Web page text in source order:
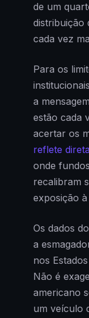
de um
distribuição
cada vez
Para os
a
estão cada
acertar os
reflete
onde
recalibram
exposição
Os dados
a
nos
Não é
americano
um veículo